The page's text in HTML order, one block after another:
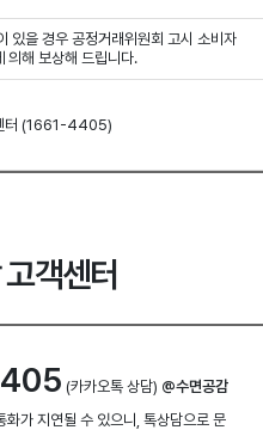
있을 경우 공정거래위원회 고시 소비자
의해 보상해 드립니다.
터 (1661-4405)
객센터
(카카오톡 상담) @수면공감
화가 지연될 수 있으니, 톡상담으로 문